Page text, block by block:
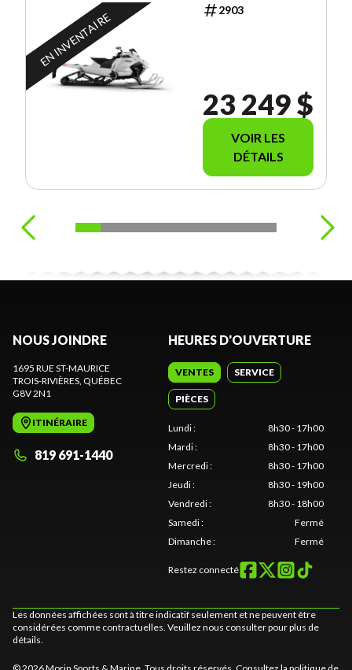
EN INVENTAIRE
2903
23 249 $
VOIR LES
DÉTAILS
NOUS JOINDRE
1695 RUE ST-MAURICE
TROIS-RIVIÈRES , QUÉBEC
G8V 2N1
ITINÉRAIRE
819 691-1440
HEURES D'OUVERTURE
VENTES SERVICE
PIÈCES
Lundi:
8h30 - 17h00
Mardi:
8h30 - 17h00
Mercredi:
8h30 - 17h00
Jeudi:
8h30 - 19h00
Vendredi:
8h30 - 18h00
Samedi:
Fermé
Dimanche: Fermé
Restez connecté
Les données affichées sont à titre indicatif seulement et ne peuvent être
considérées comme contractuelles. Veuillez nous consulter pour plus de
détails.